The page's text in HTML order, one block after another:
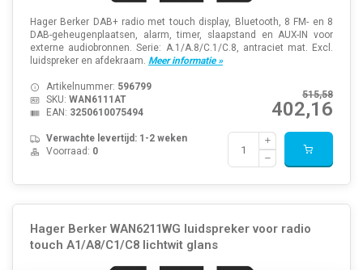
Hager Berker DAB+ radio met touch display, Bluetooth, 8 FM- en 8
DAB-geheugenplaatsen, alarm, timer, slaapstand en AUX-IN voor
externe audiobronnen. Serie: A.1/A.8/C.1/C.8, antraciet mat. Excl.
luidspreker en afdekraam. Meer informatie »
515,58
402,16
Artikelnummer: 596799
SKU: WAN6111AT
EAN: 3250610075494
Verwachte levertijd: 1-2 weken
Voorraad: 0
Hager Berker WAN6211WG luidspreker voor radio
touch A1/A8/C1/C8 lichtwit glans